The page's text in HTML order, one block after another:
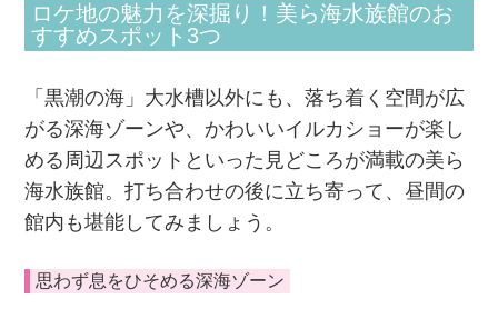
ロケ地の魅力を深掘り！美ら海水族館のお
すすめスポット3つ
「黒潮の海」大水槽以外にも、落ち着く空間が広
がる深海ゾーンや、かわいいイルカショーが楽し
める周辺スポットといった見どころが満載の美ら
海水族館。打ち合わせの後に立ち寄って、昼間の
館内も堪能してみましょう。
思わず息をひそめる深海ゾーン